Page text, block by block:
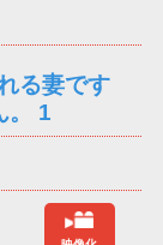
る妻です
。 1